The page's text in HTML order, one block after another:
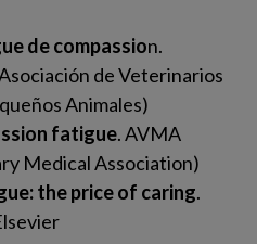
de compassion.
de Veterinarios
Animales)
fatigue. AVMA
Medical Association)
the price of caring.